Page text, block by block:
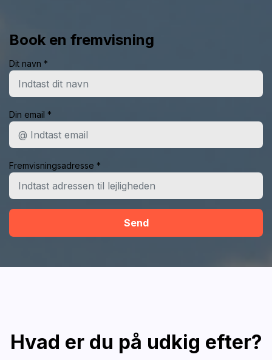
Book en fremvisning
Dit navn *
Din email *
Fremvisningsadresse *
Send
Hvad er du på udkig efter?